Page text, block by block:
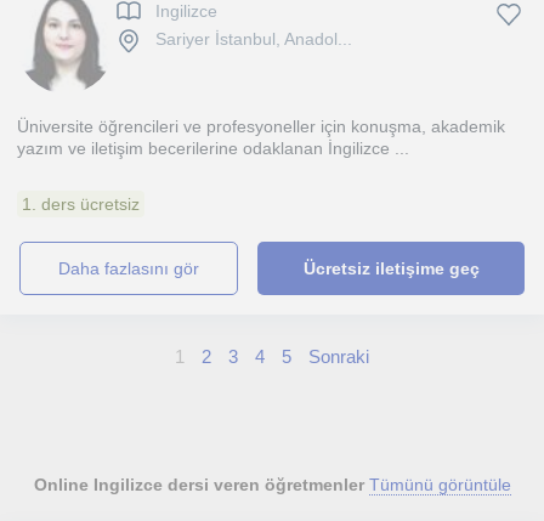
Ingilizce
Sariyer İstanbul, Anadol...
Üniversite öğrencileri ve profesyoneller için konuşma, akademik
yazım ve iletişim becerilerine odaklanan İngilizce ...
1. ders ücretsiz
daha fazlasını gör Ücretsiz iletişime geç
1 2 3 4 5 Sonraki
Online Ingilizce dersi veren öğretmenler Tümünü görüntüle